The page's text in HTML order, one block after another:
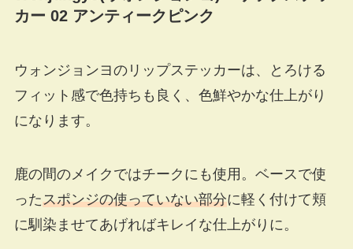
カー 02 アンティークピンク
ウォンジョンヨのリップステッカーは、とろける
フィット感で色持ちも良く、色鮮やかな仕上がり
になります。
鹿の間のメイクではチークにも使用。ベースで使
ったスポンジの使っていない部分に軽く付けて頬
に馴染ませてあげればキレイな仕上がりに。